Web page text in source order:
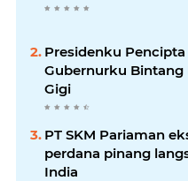
Presidenku Pencipta
Gubernurku Bintang
Gigi
PT SKM Pariaman
perdana pinang
India